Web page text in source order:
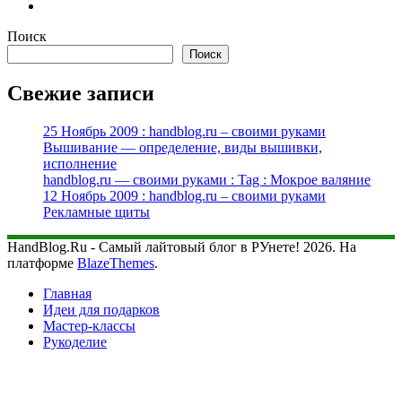
Поиск
Поиск
Свежие записи
25 Ноябрь 2009 : handblog.ru – своими руками
Вышивание — определение, виды вышивки,
исполнение
handblog.ru — своими руками : Tag : Мокрое валяние
12 Ноябрь 2009 : handblog.ru – своими руками
Рекламные щиты
HandBlog.Ru - Самый лайтовый блог в РУнете! 2026. На
платформе BlazeThemes.
Главная
Идеи для подарков
Мастер-классы
Рукоделие